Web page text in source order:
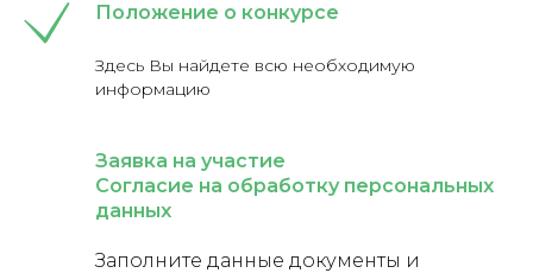
Положение о конкурсе
Здесь Вы найдете всю необходимую
информацию
Заявка на участие
Согласие на обработку персональных
данных
Заполните данные документы и